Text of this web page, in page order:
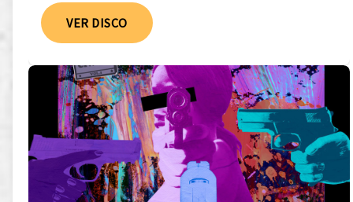
VER DISCO